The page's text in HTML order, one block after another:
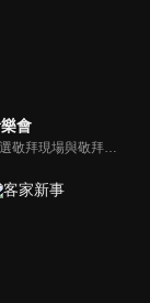
會
精選敬拜現場與敬拜者真實的分享，讓我們一起向神獻上最美的祭。